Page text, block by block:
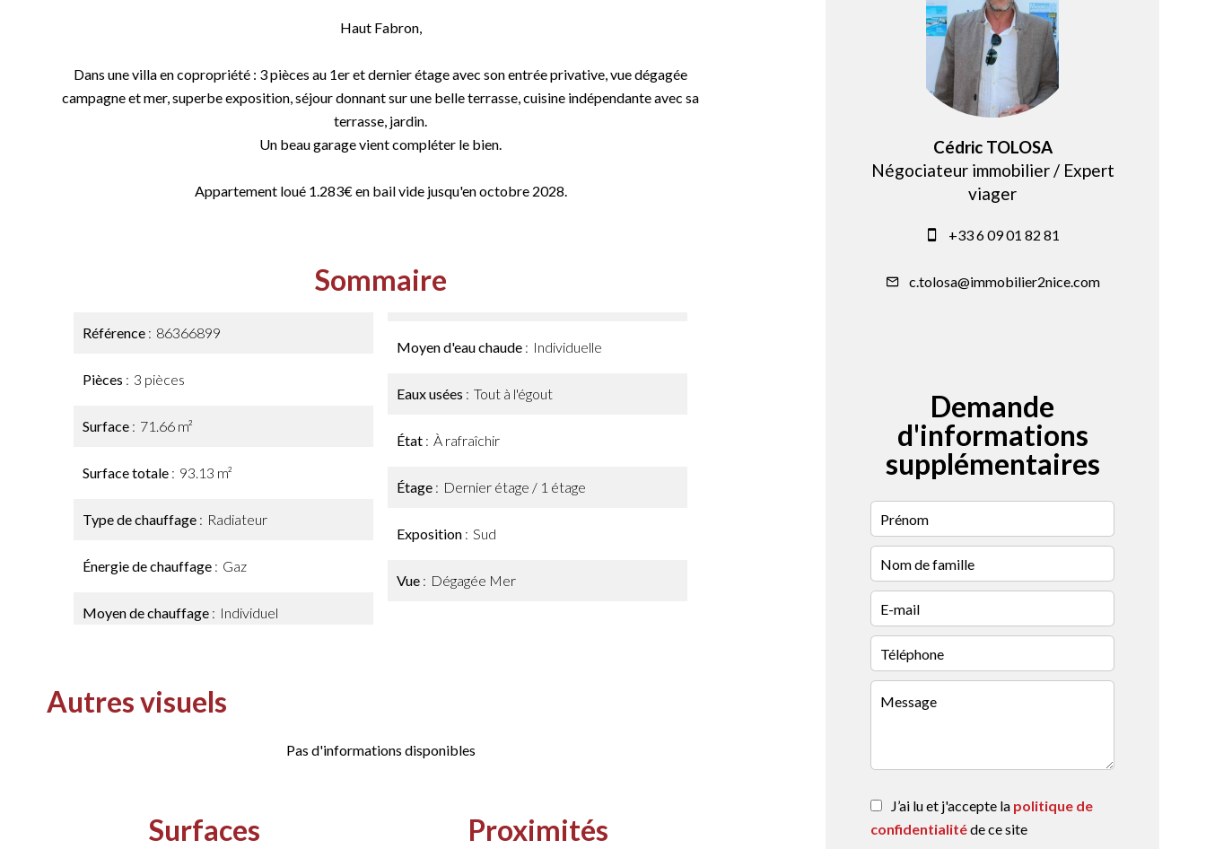
Haut Fabron,
Dans une villa en copropriété : 3 pièces au 1er et dernier étage avec son entrée privative, vue dégagée
campagne et mer, superbe exposition, séjour donnant sur une belle terrasse, cuisine indépendante avec sa
terrasse, jardin.
Un beau garage vient compléter le bien.
Appartement loué 1.283€ en bail vide jusqu'en octobre 2028.
Sommaire
Référence 86366899
Pièces 3 pièces
Surface 71.66 m²
Surface totale 93.13 m²
Type de chauffage Radiateur
Énergie de chauffage Gaz
Moyen de chauffage Individuel
Moyen d'eau chaude Individuelle
Eaux usées Tout à l'égout
État À rafraîchir
Étage Dernier étage / 1 étage
Exposition Sud
Vue Dégagée Mer
Autres visuels
Pas d'informations disponibles
Surfaces Proximités
Cédric TOLOSA
Négociateur immobilier / Expert
viager
+33 6 09 01 82 81
c.tolosa@immobilier2nice.com
Demande
d'informations
supplémentaires
J’ai lu et j'accepte la politique de
confidentialitéde ce site